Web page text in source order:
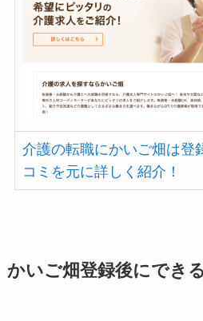
介護の転職にかいご畑は登
コミを元に詳しく紹介！
かいご畑登録後にでき